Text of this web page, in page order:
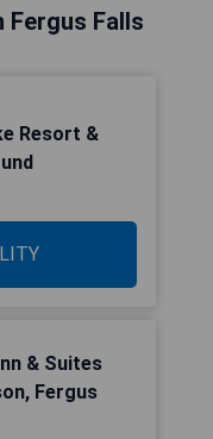
Fergus Falls
Resort &
& Suites
Fergus